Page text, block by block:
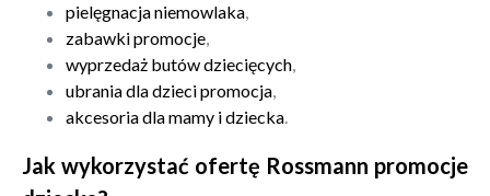
pielęgnacja niemowlaka,
zabawki promocje,
wyprzedaż butów dziecięcych,
ubrania dla dzieci promocja,
akcesoria dla mamy i dziecka.
Jak wykorzystać ofertę Rossmann promocje